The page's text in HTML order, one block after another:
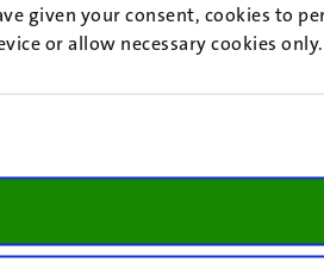
given your consent, cookies to
or allow necessary cookies